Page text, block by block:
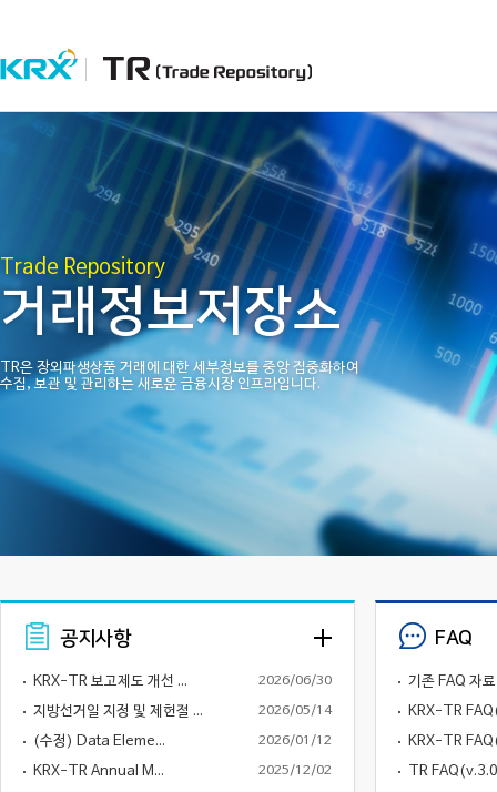
Trade Repository
거래정보저장소
TR은 장외파생상품 거래에 대한 세부정보를 중앙 집중화하여
수집, 보관 및 관리하는 새로운 금융시장 인프라입니다.
공지사항
KRX-TR 보고제도 개선 ... 2026/06/30
지방선거일 지정 및 제헌절 ... 2026/05/14
(수정) Data Eleme... 2026/01/12
KRX-TR Annual M... 2025/12/02
FAQ
기존 FAQ 자
KRX-TR
KRX-TR
TR